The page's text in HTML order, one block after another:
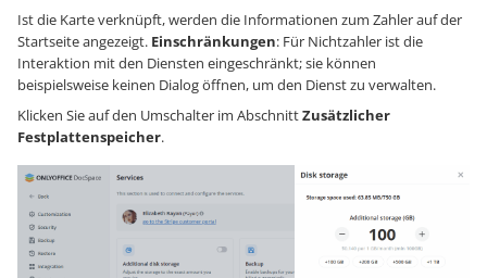
Ist die Karte verknüpft, werden die Informationen zum Zahler auf der
Startseite angezeigt. Einschränkungen: Für Nichtzahler ist die
Interaktion mit den Diensten eingeschränkt; sie können
beispielsweise keinen Dialog öffnen, um den Dienst zu verwalten.
Klicken Sie auf den Umschalter im AbschnittZusätzlicher
Festplattenspeicher.